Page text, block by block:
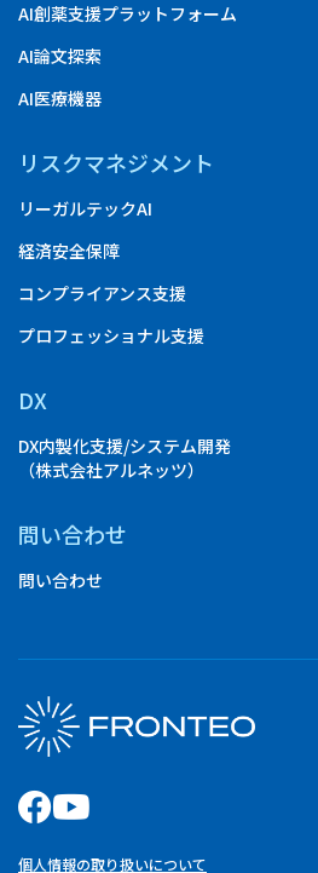
AI創薬支援プラットフォーム
AI論文探索
AI医療機器
リスクマネジメント
リーガルテックAI
経済安全保障
コンプライアンス支援
プロフェッショナル支援
DX
DX内製化支援/システム開発
（株式会社アルネッツ）
問い合わせ
問い合わせ
個人情報の取り扱いについて